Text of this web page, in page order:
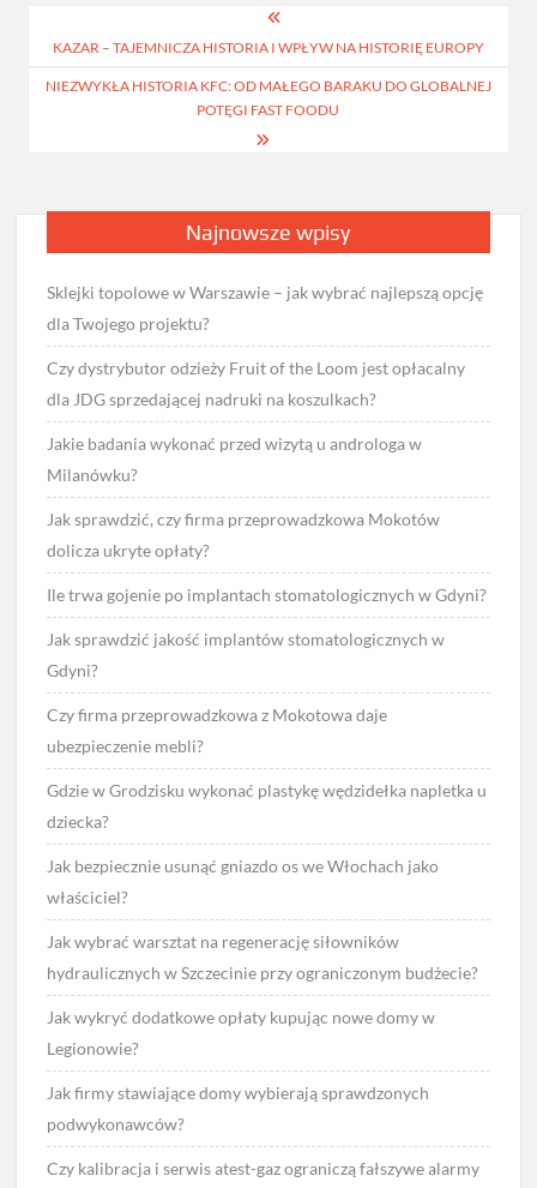
wpisu
KAZAR – TAJEMNICZA HISTORIA I WPŁYW NA HISTORIĘ EUROPY
NIEZWYKŁA HISTORIA KFC: OD MAŁEGO BARAKU DO GLOBALNEJ
POTĘGI FAST FOODU
Najnowsze wpisy
Sklejki topolowe w Warszawie – jak wybrać najlepszą opcję
dla Twojego projektu?
Czy dystrybutor odzieży Fruit of the Loom jest opłacalny
dla JDG sprzedającej nadruki na koszulkach?
Jakie badania wykonać przed wizytą u androloga w
Milanówku?
Jak sprawdzić, czy firma przeprowadzkowa Mokotów
dolicza ukryte opłaty?
Ile trwa gojenie po implantach stomatologicznych w Gdyni?
Jak sprawdzić jakość implantów stomatologicznych w
Gdyni?
Czy firma przeprowadzkowa z Mokotowa daje
ubezpieczenie mebli?
Gdzie w Grodzisku wykonać plastykę wędzidełka napletka u
dziecka?
Jak bezpiecznie usunąć gniazdo os we Włochach jako
właściciel?
Jak wybrać warsztat na regenerację siłowników
hydraulicznych w Szczecinie przy ograniczonym budżecie?
Jak wykryć dodatkowe opłaty kupując nowe domy w
Legionowie?
Jak firmy stawiające domy wybierają sprawdzonych
podwykonawców?
Czy kalibracja i serwis atest-gaz ograniczą fałszywe alarmy